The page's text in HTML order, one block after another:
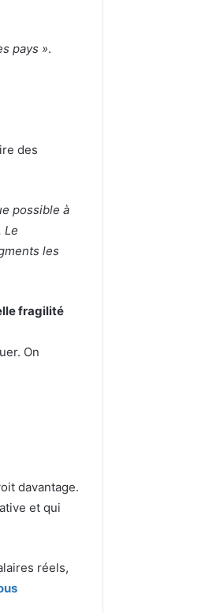
pays ».
des
possible à
Le
les
fragilité
On
davantage.
et qui
réels,